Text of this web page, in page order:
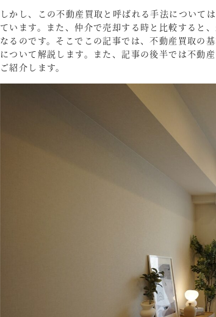
しかし、この不動産買取と呼ばれる手法について
ています。また、仲介で売却する時と比較すると
なるのです。そこでこの記事では、不動産買取の
について解説します。また、記事の後半では不動
ご紹介します。